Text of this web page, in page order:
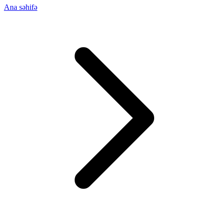
Ana səhifə